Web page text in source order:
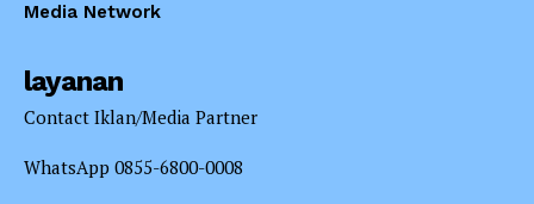
Media Network
layanan
Contact Iklan/Media Partner
WhatsApp 0855-6800-0008